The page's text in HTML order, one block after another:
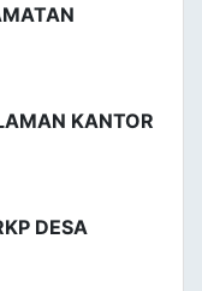
KANTOR
DESA